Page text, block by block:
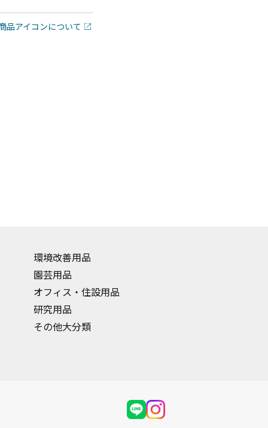
品アイコンについて
環境改善用品
園芸用品
オフィス・住設用品
研究用品
その他大分類